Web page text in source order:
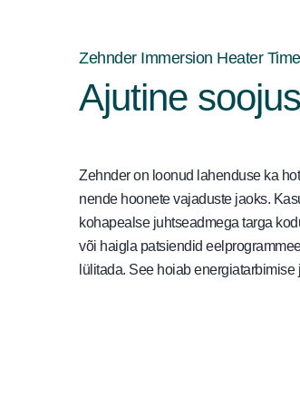
Zehnder Immersion Heater
Ajutine soojus
Zehnder on loonud lahenduse ka
nende hoonete vajaduste jaoks.
kohapealse juhtseadmega targa
või haigla patsiendid
lülitada. See hoiab